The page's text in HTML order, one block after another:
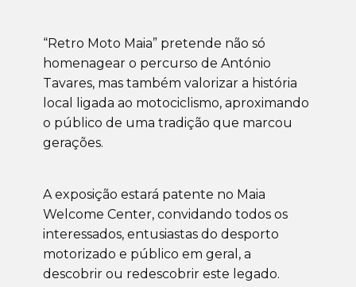
“Retro Moto Maia” pretende não só
homenagear o percurso de António
Tavares, mas também valorizar a história
local ligada ao motociclismo, aproximando
o público de uma tradição que marcou
gerações.
A exposição estará patente no Maia
Welcome Center, convidando todos os
interessados, entusiastas do desporto
motorizado e público em geral, a
descobrir ou redescobrir este legado.